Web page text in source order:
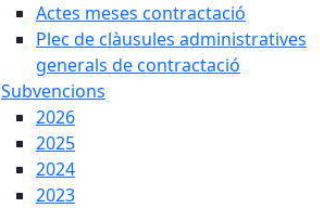
Actes meses contractació
Plec de clàusules administratives
generals de contractació
Subvencions
2026
2025
2024
2023